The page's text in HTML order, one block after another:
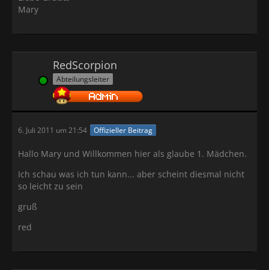
Mary
Online
RedScorpion
Abteilungsleiter
6. Juli 2011 um 21:54 Offizieller Beitrag
Hallo Mary und Willkommen hier als glaube 1. Mädchen.
Ich schau was ich tun kann... aber scheint diesmal nicht
so leicht zu sein
gruß
red